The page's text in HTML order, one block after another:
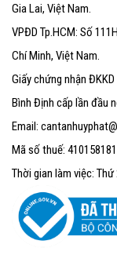
Gia Lai, Việt Nam.
VPĐD Tp.HCM: Số
Chí Minh, Việt Nam.
Giấy chứng nhận
Bình Định cấp lần đầu
Email:
Mã số thuế:
Thời gian làm việc: